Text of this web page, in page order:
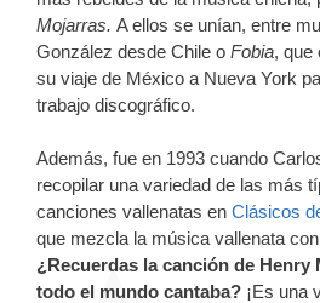
Mojarras. A ellos se unían, entre
González desde Chile o Fobia, que
su viaje de México a Nueva York
trabajo discográfico.
Además, fue en 1993 cuando
recopilar una variedad de las más
canciones vallenatas en Clásicos
que mezcla la música vallenata
¿Recuerdas la canción de Henry
todo el mundo cantaba? ¡Es una